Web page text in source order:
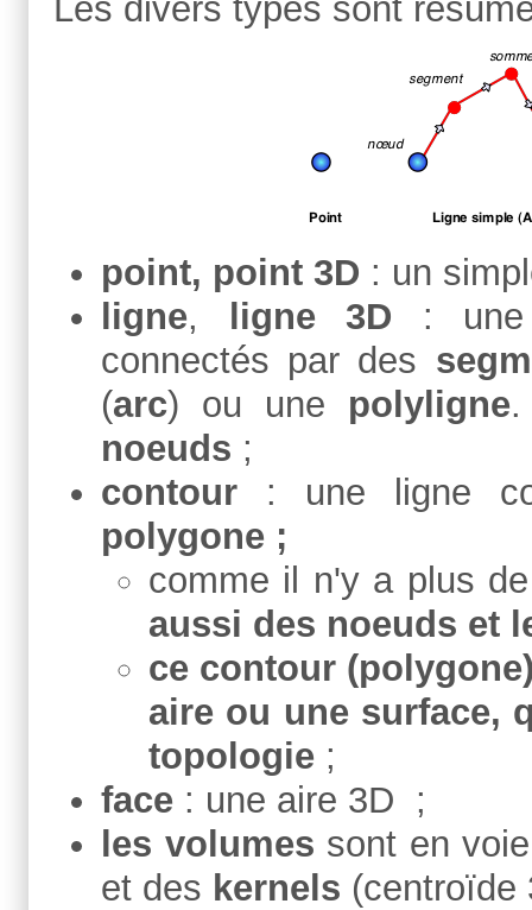
Les divers types sont
point, point 3D : un
ligne, ligne 3D :
connectés par des
(arc) ou une polyligne.
noeuds ;
contour : une ligne
polygone ;
comme il n'y a plus
aussi des noeuds et
ce contour
aire ou une surface,
topologie ;
face : une aire 3D ;
les volumes sont en
et des kernels